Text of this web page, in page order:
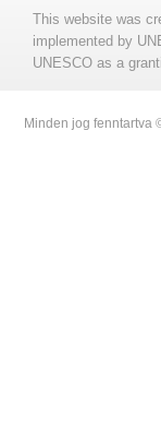
This website was
implemented by
UNESCO as a
Minden jog fenntartva